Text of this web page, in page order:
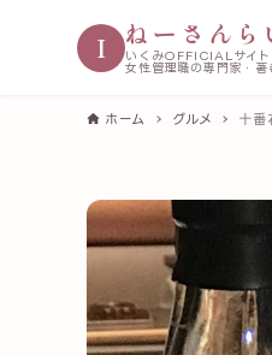
I ねーさんら
いくみOFFICIALサイト
女性管理職の専門家・著
ホーム グルメ 十番